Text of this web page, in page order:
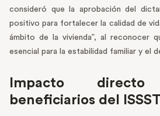
consideró que la aprobación del
positivo para fortalecer la calidad de
ámbito de la vivienda”, al reconocer
esencial para la estabilidad familiar y el
Impacto
beneficiarios del